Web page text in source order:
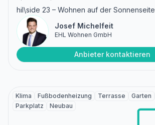
hil\side 23 – Wohnen auf der Sonnenseite
Josef Michelfeit
EHL Wohnen GmbH
Anbieter kontaktieren
Klima Fußbodenheizung Terrasse Garten
Parkplatz
Neubau